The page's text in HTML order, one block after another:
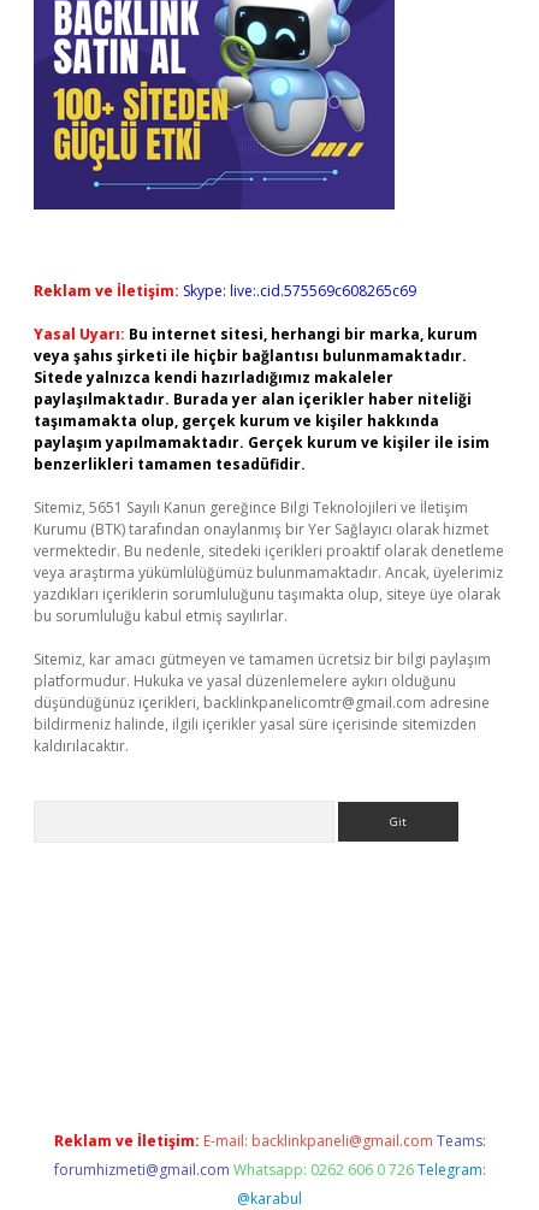
Reklam ve İletişim: Skype: live:.cid.575569c608265c69
Yasal Uyarı: Bu internet sitesi, herhangi bir marka, kurum
veya şahıs şirketi ile hiçbir bağlantısı bulunmamaktadır.
Sitede yalnızca kendi hazırladığımız makaleler
paylaşılmaktadır. Burada yer alan içerikler haber niteliği
taşımamakta olup, gerçek kurum ve kişiler hakkında
paylaşım yapılmamaktadır. Gerçek kurum ve kişiler ile isim
benzerlikleri tamamen tesadüfidir.
Sitemiz, 5651 Sayılı Kanun gereğince Bilgi Teknolojileri ve İletişim
Kurumu (BTK) tarafından onaylanmış bir Yer Sağlayıcı olarak hizmet
vermektedir. Bu nedenle, sitedeki içerikleri proaktif olarak denetleme
veya araştırma yükümlülüğümüz bulunmamaktadır. Ancak, üyelerimiz
yazdıkları içeriklerin sorumluluğunu taşımakta olup, siteye üye olarak
bu sorumluluğu kabul etmiş sayılırlar.
Sitemiz, kar amacı gütmeyen ve tamamen ücretsiz bir bilgi paylaşım
platformudur. Hukuka ve yasal düzenlemelere aykırı olduğunu
düşündüğünüz içerikleri, backlinkpanelicomtr@gmail.com adresine
bildirmeniz halinde, ilgili içerikler yasal süre içerisinde sitemizden
kaldırılacaktır.
Reklam ve İletişim: E-mail: backlinkpaneli@gmail.com Teams:
forumhizmeti@gmail.com Whatsapp: 0262 606 0 726 Telegram:
@karabul